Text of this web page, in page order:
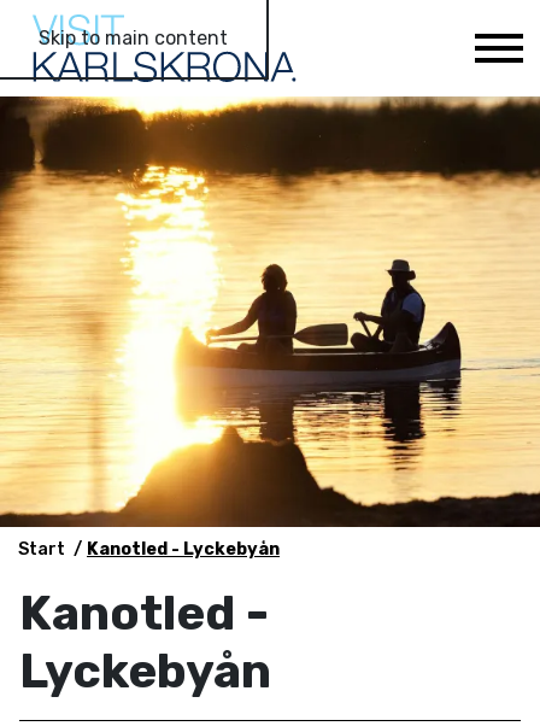
Skip to main content
Start Kanotled - Lyckebyån
Kanotled -
Lyckebyån